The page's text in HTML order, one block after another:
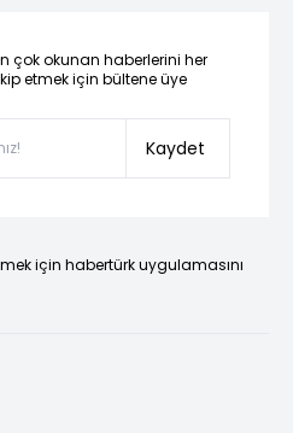
çok okunan haberlerini her
etmek için bültene üye
Kaydet
için habertürk uygulamasını